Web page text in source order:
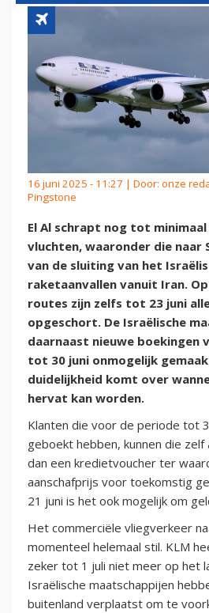
16 juni 2025 - 11:27 | Door: onze
Pingstone
El Al schrapt nog tot minimaal
vluchten, waaronder die naar
van de sluiting van het
raketaanvallen vanuit Iran.
routes zijn zelfs tot 23 juni
opgeschort. De Israëlische
daarnaast nieuwe boekingen
tot 30 juni onmogelijk
duidelijkheid komt over
hervat kan worden.
Klanten die voor de periode tot
geboekt hebben, kunnen die zelf
dan een kredietvoucher ter
aanschafprijs voor toekomstig
21 juni is het ook mogelijk om
Het commerciële vliegverkeer
momenteel helemaal stil. KLM
zeker tot 1 juli niet meer op het
Israëlische maatschappijen
buitenland verplaatst om te